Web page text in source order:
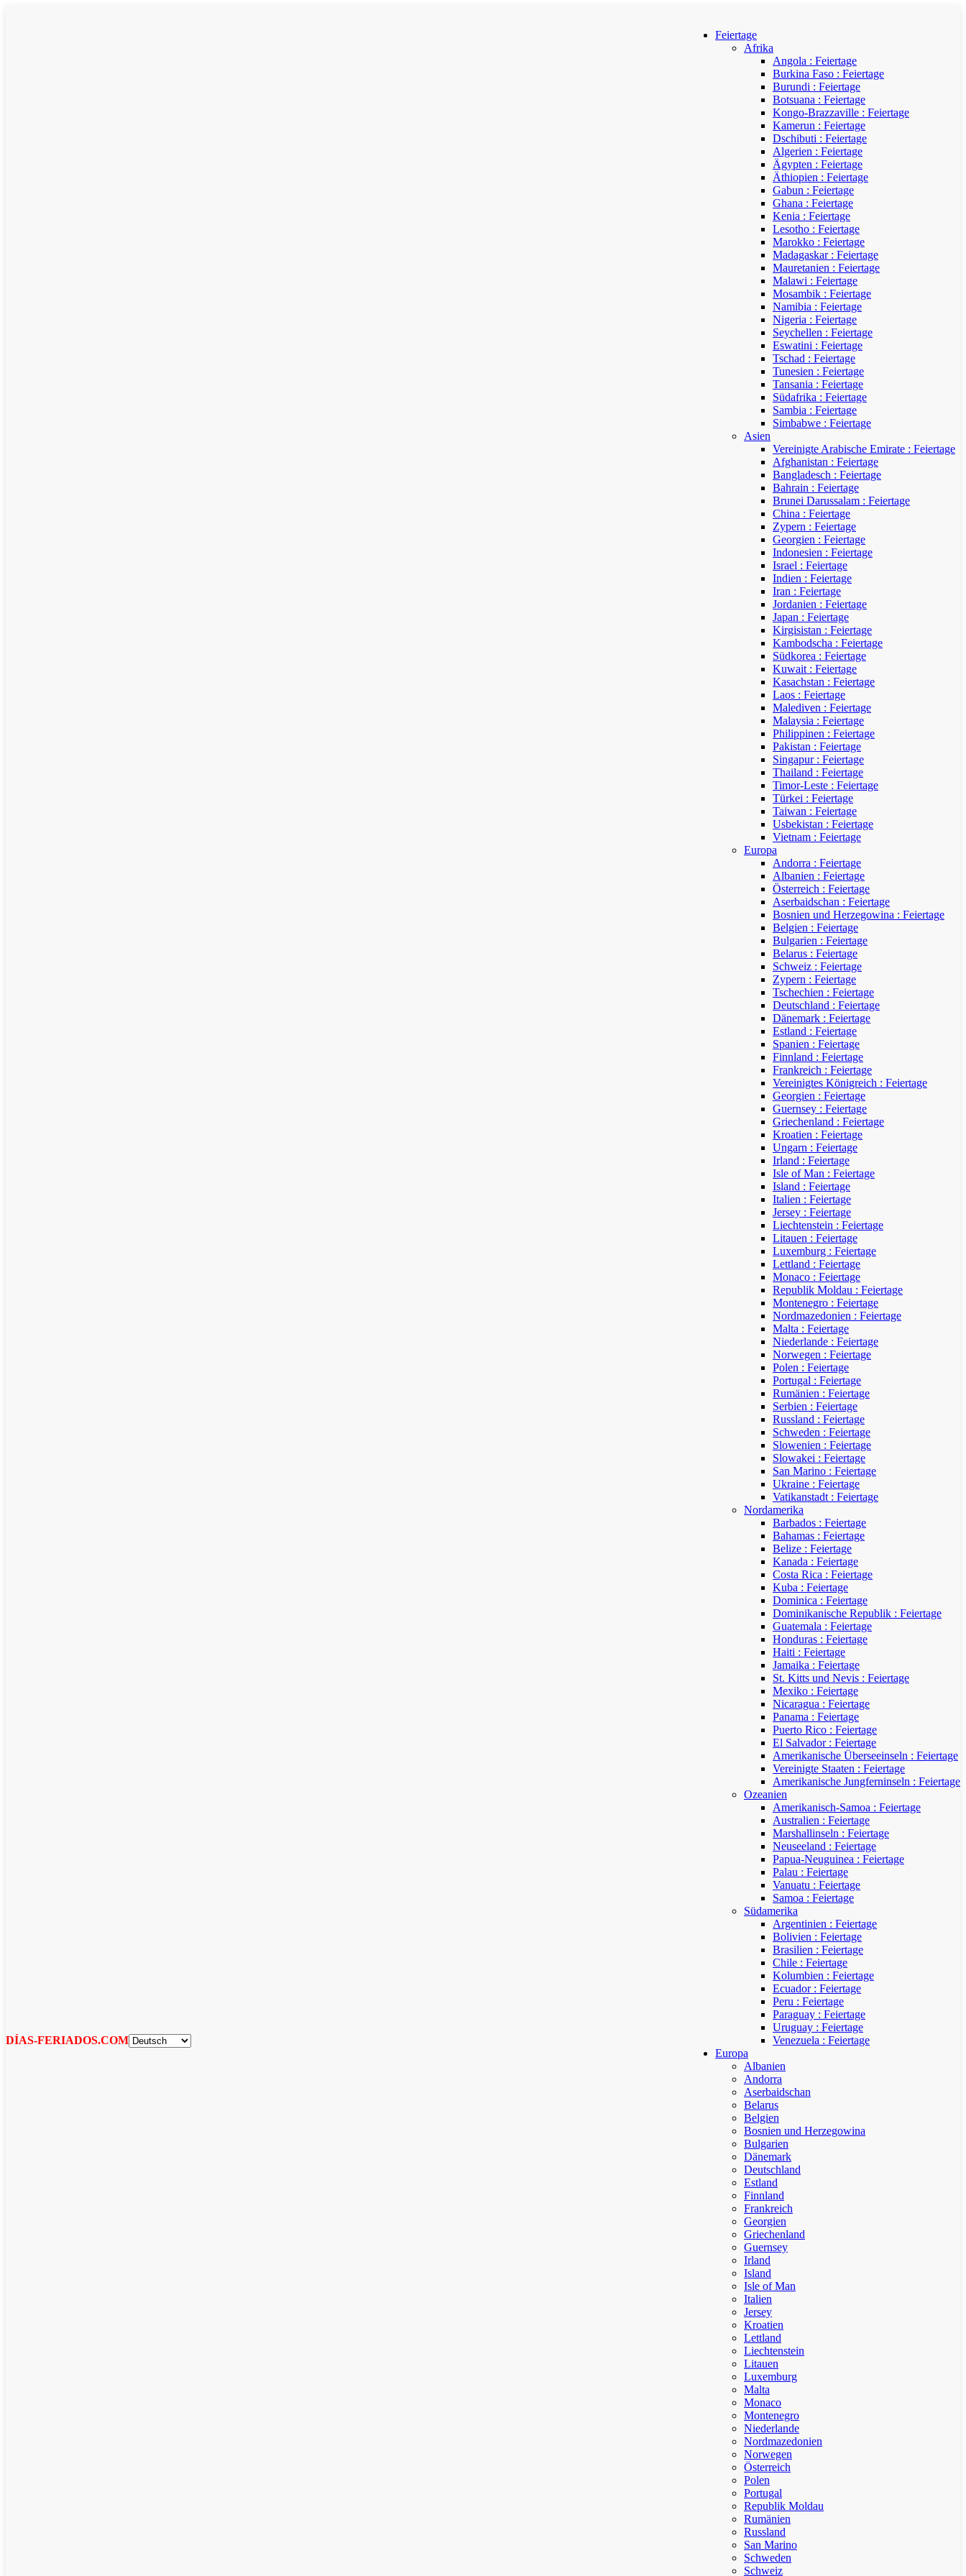
DÍAS-FERIADOS.COM
Feiertage
Afrika
Angola : Feiertage
Burkina Faso : Feiertage
Burundi : Feiertage
Botsuana : Feiertage
Kongo-Brazzaville : Feiertage
Kamerun : Feiertage
Dschibuti : Feiertage
Algerien : Feiertage
Ägypten : Feiertage
Äthiopien : Feiertage
Gabun : Feiertage
Ghana : Feiertage
Kenia : Feiertage
Lesotho : Feiertage
Marokko : Feiertage
Madagaskar : Feiertage
Mauretanien : Feiertage
Malawi : Feiertage
Mosambik : Feiertage
Namibia : Feiertage
Nigeria : Feiertage
Seychellen : Feiertage
Eswatini : Feiertage
Tschad : Feiertage
Tunesien : Feiertage
Tansania : Feiertage
Südafrika : Feiertage
Sambia : Feiertage
Simbabwe : Feiertage
Asien
Vereinigte Arabische Emirate : Feiertage
Afghanistan : Feiertage
Bangladesch : Feiertage
Bahrain : Feiertage
Brunei Darussalam : Feiertage
China : Feiertage
Zypern : Feiertage
Georgien : Feiertage
Indonesien : Feiertage
Israel : Feiertage
Indien : Feiertage
Iran : Feiertage
Jordanien : Feiertage
Japan : Feiertage
Kirgisistan : Feiertage
Kambodscha : Feiertage
Südkorea : Feiertage
Kuwait : Feiertage
Kasachstan : Feiertage
Laos : Feiertage
Malediven : Feiertage
Malaysia : Feiertage
Philippinen : Feiertage
Pakistan : Feiertage
Singapur : Feiertage
Thailand : Feiertage
Timor-Leste : Feiertage
Türkei : Feiertage
Taiwan : Feiertage
Usbekistan : Feiertage
Vietnam : Feiertage
Europa
Andorra : Feiertage
Albanien : Feiertage
Österreich : Feiertage
Aserbaidschan : Feiertage
Bosnien und Herzegowina : Feiertage
Belgien : Feiertage
Bulgarien : Feiertage
Belarus : Feiertage
Schweiz : Feiertage
Zypern : Feiertage
Tschechien : Feiertage
Deutschland : Feiertage
Dänemark : Feiertage
Estland : Feiertage
Spanien : Feiertage
Finnland : Feiertage
Frankreich : Feiertage
Vereinigtes Königreich : Feiertage
Georgien : Feiertage
Guernsey : Feiertage
Griechenland : Feiertage
Kroatien : Feiertage
Ungarn : Feiertage
Irland : Feiertage
Isle of Man : Feiertage
Island : Feiertage
Italien : Feiertage
Jersey : Feiertage
Liechtenstein : Feiertage
Litauen : Feiertage
Luxemburg : Feiertage
Lettland : Feiertage
Monaco : Feiertage
Republik Moldau : Feiertage
Montenegro : Feiertage
Nordmazedonien : Feiertage
Malta : Feiertage
Niederlande : Feiertage
Norwegen : Feiertage
Polen : Feiertage
Portugal : Feiertage
Rumänien : Feiertage
Serbien : Feiertage
Russland : Feiertage
Schweden : Feiertage
Slowenien : Feiertage
Slowakei : Feiertage
San Marino : Feiertage
Ukraine : Feiertage
Vatikanstadt : Feiertage
Nordamerika
Barbados : Feiertage
Bahamas : Feiertage
Belize : Feiertage
Kanada : Feiertage
Costa Rica : Feiertage
Kuba : Feiertage
Dominica : Feiertage
Dominikanische Republik : Feiertage
Guatemala : Feiertage
Honduras : Feiertage
Haiti : Feiertage
Jamaika : Feiertage
St. Kitts und Nevis : Feiertage
Mexiko : Feiertage
Nicaragua : Feiertage
Panama : Feiertage
Puerto Rico : Feiertage
El Salvador : Feiertage
Amerikanische Überseeinseln : Feiertage
Vereinigte Staaten : Feiertage
Amerikanische Jungferninseln : Feiertage
Ozeanien
Amerikanisch-Samoa : Feiertage
Australien : Feiertage
Marshallinseln : Feiertage
Neuseeland : Feiertage
Papua-Neuguinea : Feiertage
Palau : Feiertage
Vanuatu : Feiertage
Samoa : Feiertage
Südamerika
Argentinien : Feiertage
Bolivien : Feiertage
Brasilien : Feiertage
Chile : Feiertage
Kolumbien : Feiertage
Ecuador : Feiertage
Peru : Feiertage
Paraguay : Feiertage
Uruguay : Feiertage
Venezuela : Feiertage
Europa
Albanien
Andorra
Aserbaidschan
Belarus
Belgien
Bosnien und Herzegowina
Bulgarien
Dänemark
Deutschland
Estland
Finnland
Frankreich
Georgien
Griechenland
Guernsey
Irland
Island
Isle of Man
Italien
Jersey
Kroatien
Lettland
Liechtenstein
Litauen
Luxemburg
Malta
Monaco
Montenegro
Niederlande
Nordmazedonien
Norwegen
Österreich
Polen
Portugal
Republik Moldau
Rumänien
Russland
San Marino
Schweden
Schweiz